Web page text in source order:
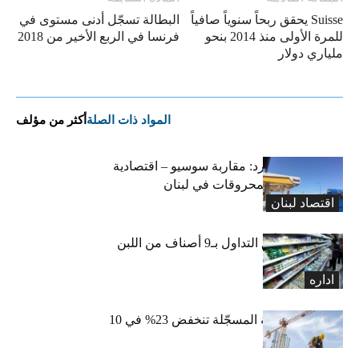
البطالة تسجّل أدنى مستوى في
فرنسا في الربع الأخير من 2018
Suisse يحقق ربحاً سنوياً صافياً
للمرة الأولى منذ 2014 بنحو
ملياري دولار
المواد ذات الصلة أكثر من مؤلف
اقتصاد لبنان
التضخم المستورد: مقاربة سوسيو – اقتصادية
لارتفاع أسعار المحروقات في لبنان
اداره
«الاقتصاد» تعلّق التداول بـ9 أصناف من اللبن
واللبنة
الرخص العقارية المسجّلة تنخفض 23% في 10
أشهر